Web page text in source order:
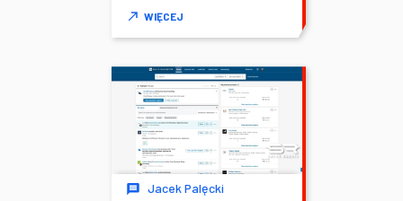
WIĘCEJ
Jacek Palęcki